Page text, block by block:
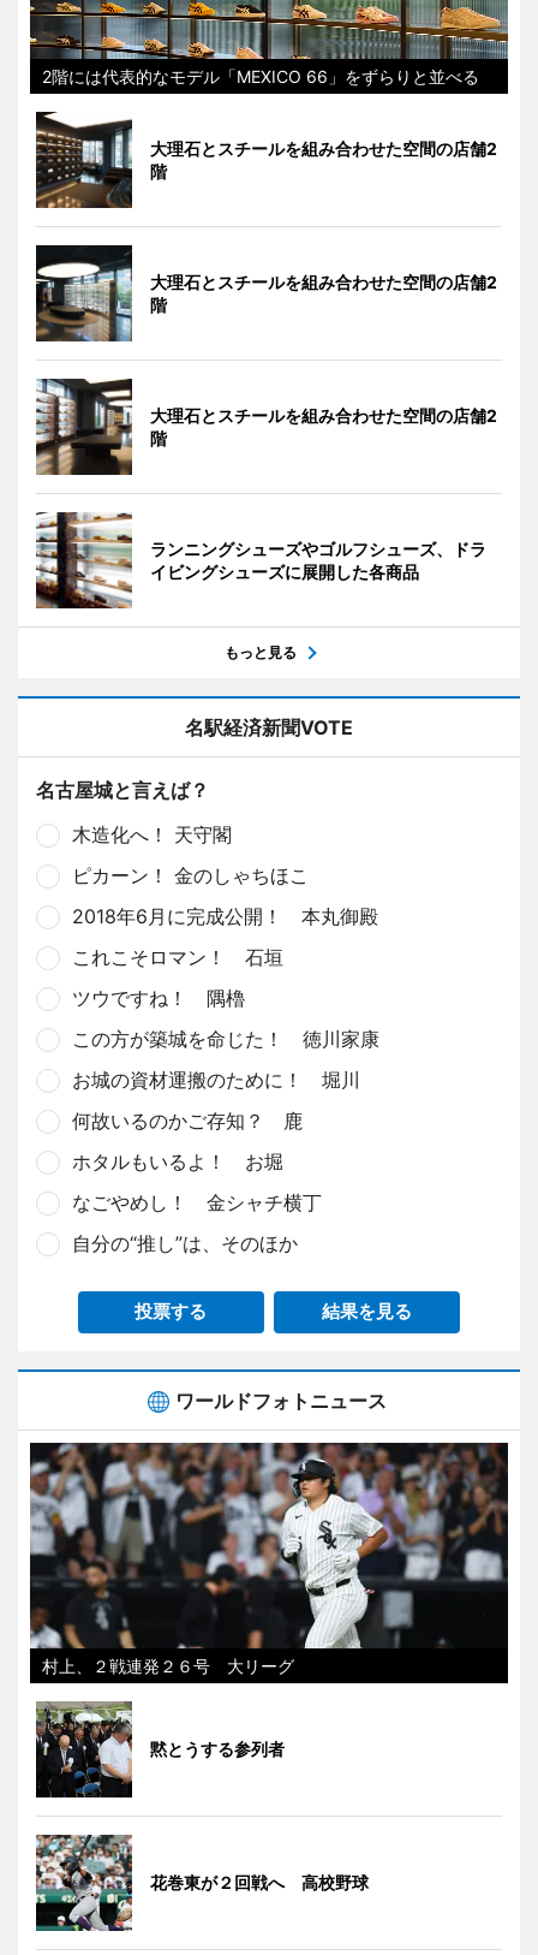
2階には代表的なモデル「MEXICO 66」をずらりと並べる
大理石とスチールを組み合わせた空間の店舗2
階
大理石とスチールを組み合わせた空間の店舗2
階
大理石とスチールを組み合わせた空間の店舗2
階
ランニングシューズやゴルフシューズ、ドラ
イビングシューズに展開した各商品
もっと見る
名駅経済新聞VOTE
名古屋城と言えば？
木造化へ！ 天守閣
ピカーン！ 金のしゃちほこ
2018年6月に完成公開！ 本丸御殿
これこそロマン！ 石垣
ツウですね！ 隅櫓
この方が築城を命じた！ 徳川家康
お城の資材運搬のために！ 堀川
何故いるのかご存知？ 鹿
ホタルもいるよ！ お堀
なごやめし！ 金シャチ横丁
自分の“推し”は、そのほか
投票する 結果を見る
ワールドフォトニュース
村上、２戦連発２６号 大リーグ
黙とうする参列者
花巻東が２回戦へ 高校野球